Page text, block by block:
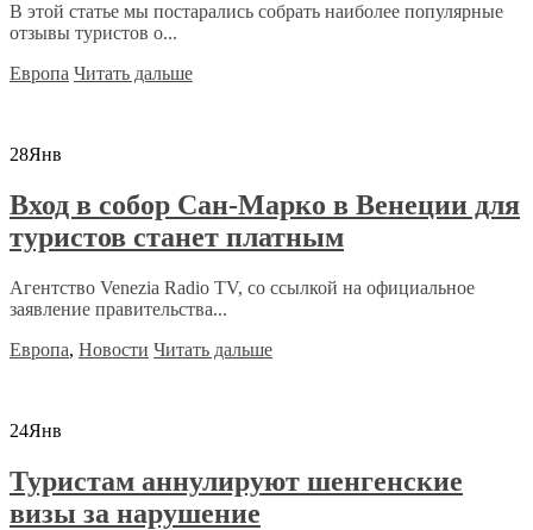
В этой статье мы постарались собрать наиболее популярные
отзывы туристов о...
Европа Читать дальше
28Янв
Вход в собор Сан-Марко в Венеции для
туристов станет платным
Агентство Venezia Radio TV, со ссылкой на официальное
заявление правительства...
Европа, Новости Читать дальше
24Янв
Туристам аннулируют шенгенские
визы за нарушение